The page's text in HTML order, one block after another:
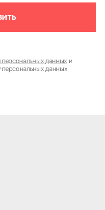
данных и
персональных данных